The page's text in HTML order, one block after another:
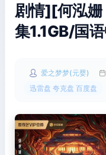
剧情][何泓
集1.1GB/国
爱之梦梦(元婴)
迅雷盘 夸克盘 百度盘